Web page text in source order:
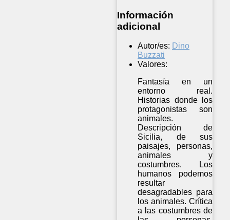
Información
adicional
Autor/es: Dino
Buzzati
Valores:
Fantasía en un
entorno real.
Historias donde los
protagonistas son
animales.
Descripción de
Sicilia, de sus
paisajes, personas,
animales y
costumbres. Los
humanos podemos
resultar
desagradables para
los animales. Crítica
a las costumbres de